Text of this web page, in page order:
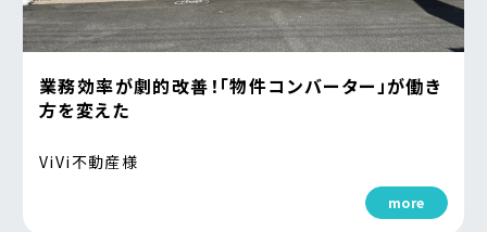
業務効率が劇的改善！「物件コンバーター」が働き
方を変えた
ViVi不動産様
more